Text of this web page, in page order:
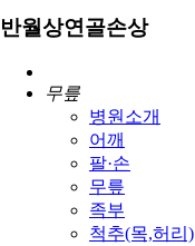
반월상연골손상
무릎
병원소개
어깨
팔·손
무릎
족부
척추(목,허리)